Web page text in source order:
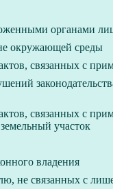
органами
окружающей среды
связанных с
связанных с
участок
владения
не связанных с